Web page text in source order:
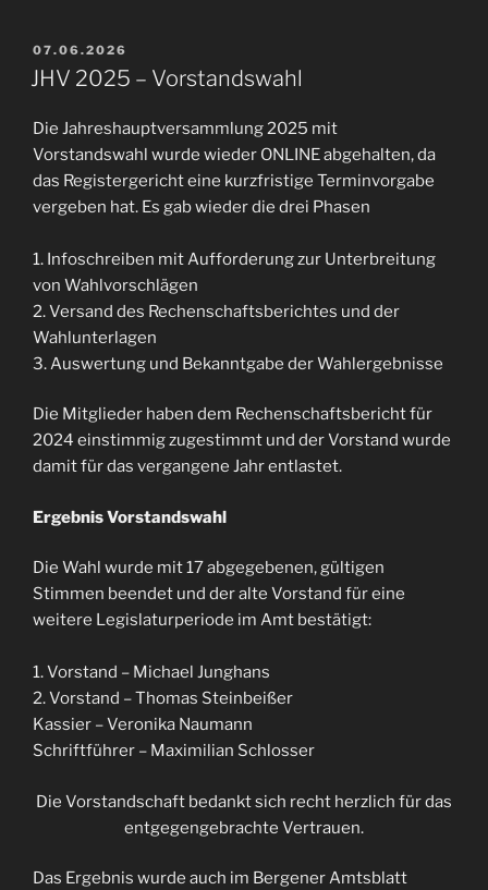
VERÖFFENTLICHT
AM
07.06.2026
JHV 2025 – Vorstandswahl
Die Jahreshauptversammlung 2025 mit
Vorstandswahl wurde wieder ONLINE abgehalten, da
das Registergericht eine kurzfristige Terminvorgabe
vergeben hat. Es gab wieder die drei Phasen
1. Infoschreiben mit Aufforderung zur Unterbreitung
von Wahlvorschlägen
2. Versand des Rechenschaftsberichtes und der
Wahlunterlagen
3. Auswertung und Bekanntgabe der Wahlergebnisse
Die Mitglieder haben dem Rechenschaftsbericht für
2024 einstimmig zugestimmt und der Vorstand wurde
damit für das vergangene Jahr entlastet.
Ergebnis Vorstandswahl
Die Wahl wurde mit 17 abgegebenen, gültigen
Stimmen beendet und der alte Vorstand für eine
weitere Legislaturperiode im Amt bestätigt:
1. Vorstand – Michael Junghans
2. Vorstand – Thomas Steinbeißer
Kassier – Veronika Naumann
Schriftführer – Maximilian Schlosser
Die Vorstandschaft bedankt sich recht herzlich für das
entgegengebrachte Vertrauen.
Das Ergebnis wurde auch im Bergener Amtsblatt